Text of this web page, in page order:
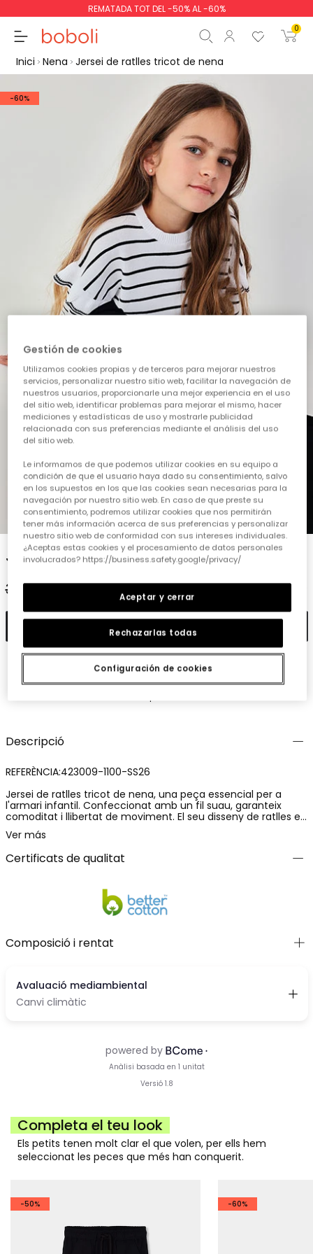
REMATADA TOT DEL -50% AL -60%
0
Continua Començar la
Inici Nena Jersei de ratlles tricot de nena
-60%
1 2 3 4 5
Jersei de ratlles tricot de nena
35,95 € 17,95 € 14,35 €
Afegir
Descripció
REFERÈNCIA:423009-1100-SS26
Jersei de ratlles tricot de nena, una peça essencial per a
l'armari infantil. Confeccionat amb un fil suau, garanteix
comoditat i llibertat de moviment. El seu disseny de ratlles en
blanc i negre teixides el converteix en una opció versàtil per
combinar amb diverses peces. Disponible en talles des de 2
anys fins a 14 anys, s'adapta al creixement de les nenes.
Perfecte per a l'ús diari o per a ocasions especials, aquest
Ver más
Certificats de qualitat
Composició i rentat
Completa el teu look
Els petits tenen molt clar el que volen, per ells hem
seleccionat les peces que més han conquerit.
-50% -60%
Gestión de cookies
Utilizamos cookies propias y de terceros para mejorar nuestros
servicios, personalizar nuestro sitio web, facilitar la navegación de
nuestros usuarios, proporcionarle una mejor experiencia en el uso
del sitio web, identificar problemas para mejorar el mismo, hacer
mediciones y estadísticas de uso y mostrarle publicidad
relacionada con sus preferencias mediante el análisis del uso
del sitio web.
Le informamos de que podemos utilizar cookies en su equipo a
condición de que el usuario haya dado su consentimiento, salvo
en los supuestos en los que las cookies sean necesarias para la
navegación por nuestro sitio web. En caso de que preste su
consentimiento, podremos utilizar cookies que nos permitirán
tener más información acerca de sus preferencias y personalizar
nuestro sitio web de conformidad con sus intereses individuales.
¿Aceptas estas cookies y el procesamiento de datos personales
involucrados? https://business.safety.google/privacy/
Configuración de cookies
Rechazarlas todas
Aceptar y cerrar